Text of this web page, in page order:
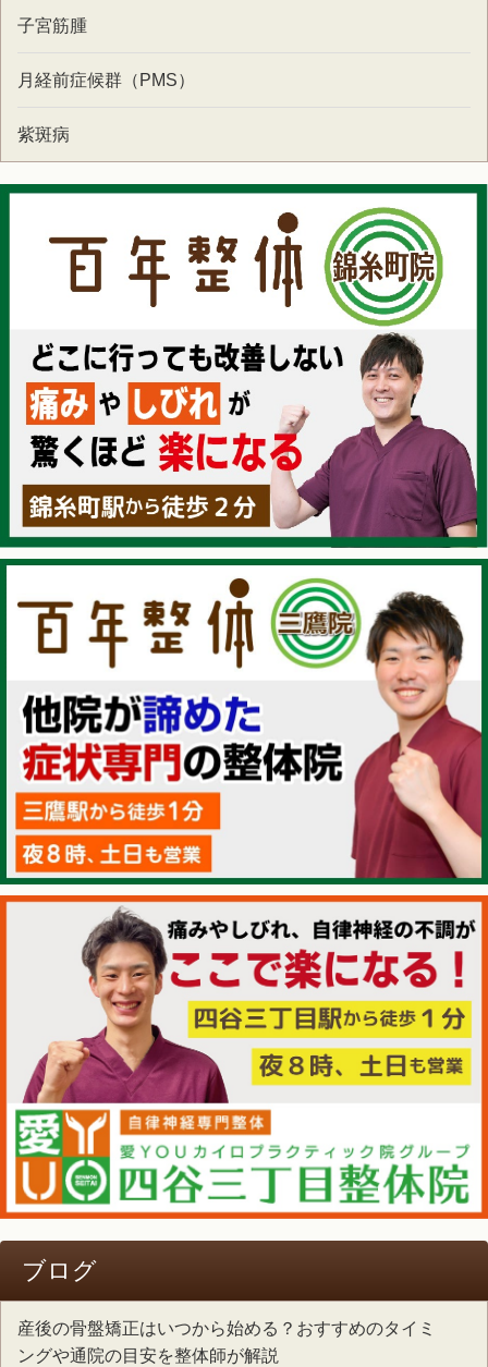
子宮筋腫
月経前症候群（PMS）
紫斑病
ブログ
産後の骨盤矯正はいつから始める？おすすめのタイミ
ングや通院の目安を整体師が解説